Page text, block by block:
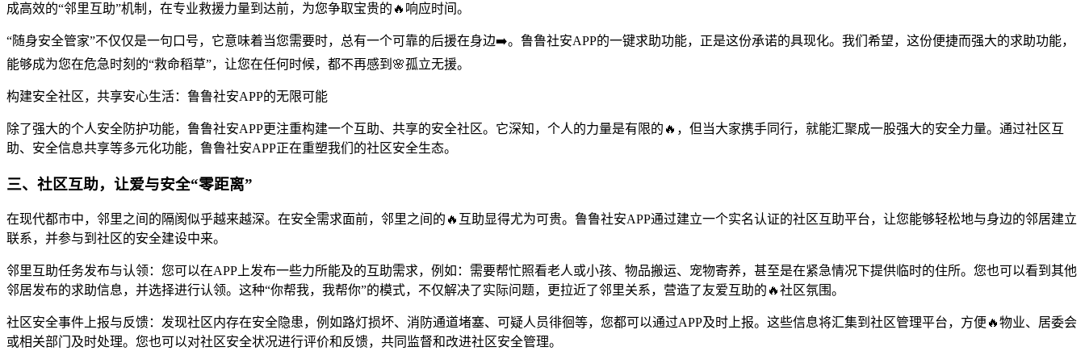
成高效的“邻里互助”机制，在专业救援力量到达前，为您争取宝贵的🔥响应时间。
“随身安全管家”不仅仅是一句口号，它意味着当您需要时，总有一个可靠的后援在身边➡️。鲁鲁社安APP的一键求助功能，正是这份承诺的具现化。我们希望，这份便捷而强大的求助功能，
能够成为您在危急时刻的“救命稻草”，让您在任何时候，都不再感到🌸孤立无援。
构建安全社区，共享安心生活：鲁鲁社安APP的无限可能
除了强大的个人安全防护功能，鲁鲁社安APP更注重构建一个互助、共享的安全社区。它深知，个人的力量是有限的🔥，但当大家携手同行，就能汇聚成一股强大的安全力量。通过社区互
助、安全信息共享等多元化功能，鲁鲁社安APP正在重塑我们的社区安全生态。
三、社区互助，让爱与安全“零距离”
在现代都市中，邻里之间的隔阂似乎越来越深。在安全需求面前，邻里之间的🔥互助显得尤为可贵。鲁鲁社安APP通过建立一个实名认证的社区互助平台，让您能够轻松地与身边的邻居建立
联系，并参与到社区的安全建设中来。
邻里互助任务发布与认领：您可以在APP上发布一些力所能及的互助需求，例如：需要帮忙照看老人或小孩、物品搬运、宠物寄养，甚至是在紧急情况下提供临时的住所。您也可以看到其他
邻居发布的求助信息，并选择进行认领。这种“你帮我，我帮你”的模式，不仅解决了实际问题，更拉近了邻里关系，营造了友爱互助的🔥社区氛围。
社区安全事件上报与反馈：发现社区内存在安全隐患，例如路灯损坏、消防通道堵塞、可疑人员徘徊等，您都可以通过APP及时上报。这些信息将汇集到社区管理平台，方便🔥物业、居委会
或相关部门及时处理。您也可以对社区安全状况进行评价和反馈，共同监督和改进社区安全管理。